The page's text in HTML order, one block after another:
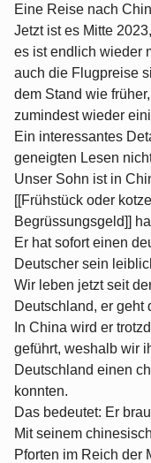
Eine Reise nach
Jetzt ist es Mitte
es ist endlich wieder
auch die Flugpreise
dem Stand wie
zumindest wieder
Ein interessantes
geneigten Lesen
Unser Sohn ist in
[[Frühstück oder
Begrüssungsgeld]]
Er hat sofort einen
Deutscher sein
Wir leben jetzt seit
Deutschland, er geht
In China wird er
geführt, weshalb wir
Deutschland einen
konnten.
Das bedeutet: Er
Mit seinem
Pforten im Reich der